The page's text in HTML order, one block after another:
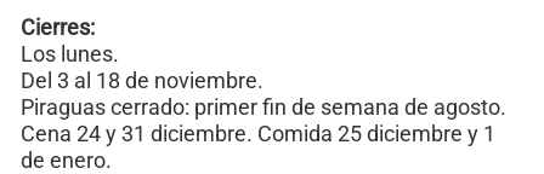
Cierres:
Los lunes.
Del 3 al 18 de noviembre.
Piraguas cerrado: primer fin de semana de agosto.
Cena 24 y 31 diciembre. Comida 25 diciembre y 1
de enero.